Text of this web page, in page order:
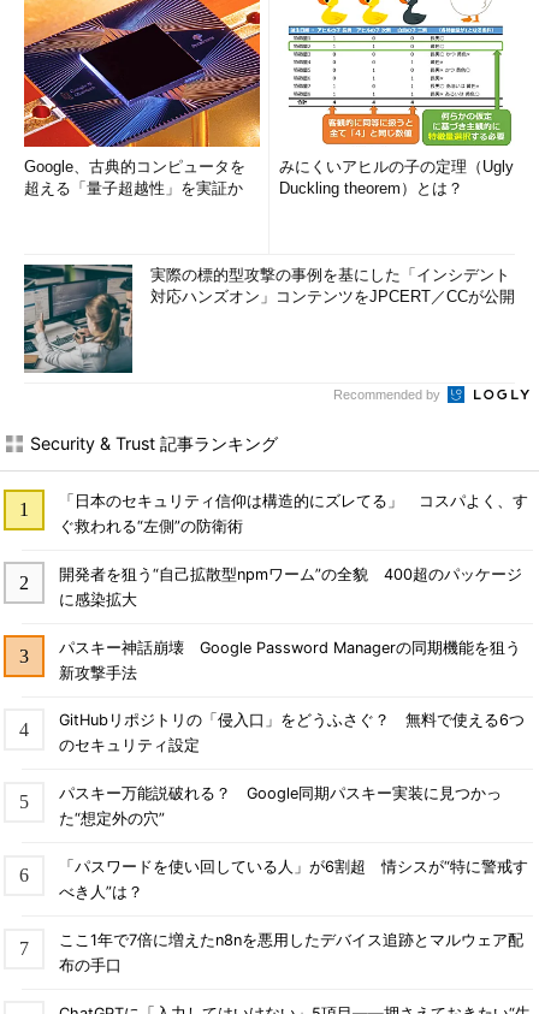
Google、古典的コンピュータを
超える「量子超越性」を実証か
みにくいアヒルの子の定理（Ugly
Duckling theorem）とは？
実際の標的型攻撃の事例を基にした「インシデント
対応ハンズオン」コンテンツをJPCERT／CCが公開
Recommended by
Security & Trust 記事ランキング
「日本のセキュリティ信仰は構造的にズレてる」 コスパよく、す
ぐ救われる“左側”の防衛術
開発者を狙う“自己拡散型npmワーム”の全貌 400超のパッケージ
に感染拡大
パスキー神話崩壊 Google Password Managerの同期機能を狙う
新攻撃手法
GitHubリポジトリの「侵入口」をどうふさぐ？ 無料で使える6つ
のセキュリティ設定
パスキー万能説破れる？ Google同期パスキー実装に見つかっ
た“想定外の穴”
「パスワードを使い回している人」が6割超 情シスが“特に警戒す
べき人”は？
ここ1年で7倍に増えたn8nを悪用したデバイス追跡とマルウェア配
布の手口